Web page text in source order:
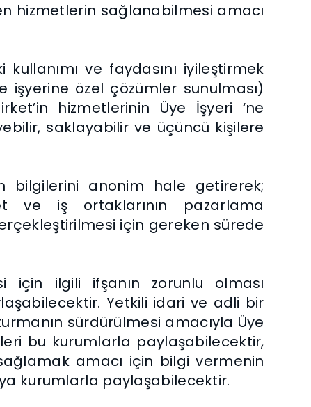
hizmetlerin sağlanabilmesi amacı
ve faydasını iyileştirmek
işyerine özel çözümler sunulması)
hizmetlerinin Üye İşyeri ‘ne
saklayabilir ve üçüncü kişilere
bilgilerini anonim hale getirerek;
ve iş ortaklarının pazarlama
için gereken sürede
için ilgili ifşanın zorunlu olması
Yetkili idari ve adli bir
sürdürülmesi amacıyla Üye
bu kurumlarla paylaşabilecektir,
amacı için bilgi vermenin
kurumlarla paylaşabilecektir.